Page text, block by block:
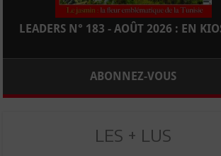
LEADERS N° 183 - AOÛT 2026 : EN
ABONNEZ-VOUS
LES + LUS